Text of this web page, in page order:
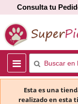
Consulta tu
Esta es una
realizado en esta